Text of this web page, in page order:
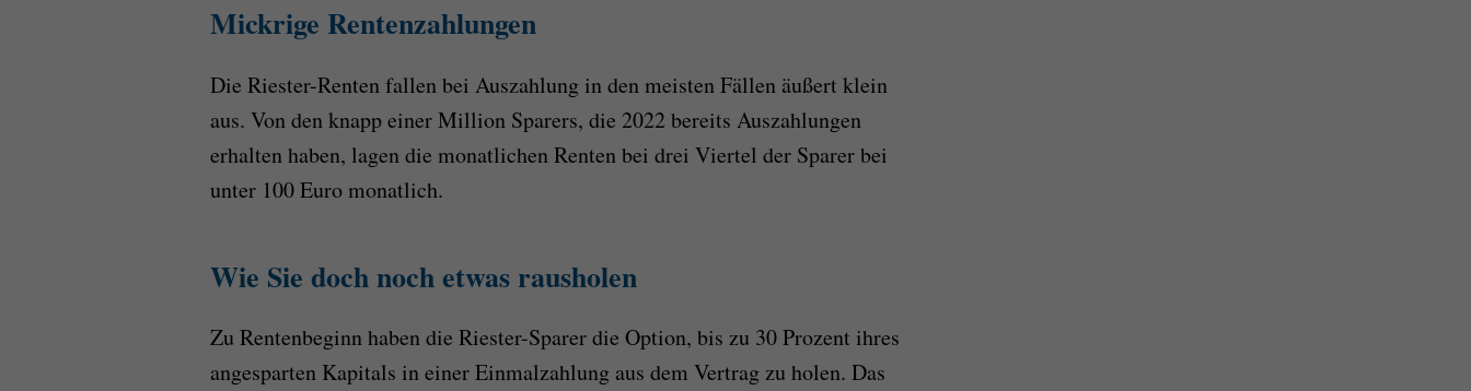
Mickrige Rentenzahlungen
Die Riester-Renten fallen bei Auszahlung in den meisten Fällen äußert klein
aus. Von den knapp einer Million Sparers, die 2022 bereits Auszahlungen
erhalten haben, lagen die monatlichen Renten bei drei Viertel der Sparer bei
unter 100 Euro monatlich.
Wie Sie doch noch etwas rausholen
Zu Rentenbeginn haben die Riester-Sparer die Option, bis zu 30 Prozent ihres
angesparten Kapitals in einer Einmalzahlung aus dem Vertrag zu holen. Das